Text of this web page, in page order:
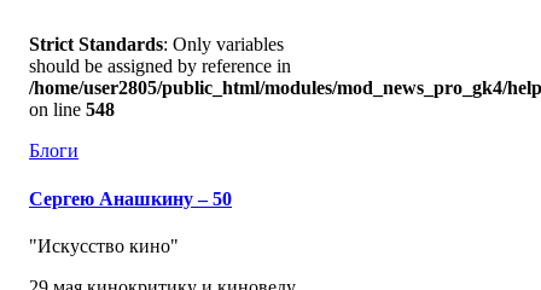
Strict Standards: Only variables
should be assigned by reference in
/home/user2805/public_html/modules/mod_news_pro_gk4/
on line 548
Блоги
Сергею Анашкину – 50
"Искусство кино"